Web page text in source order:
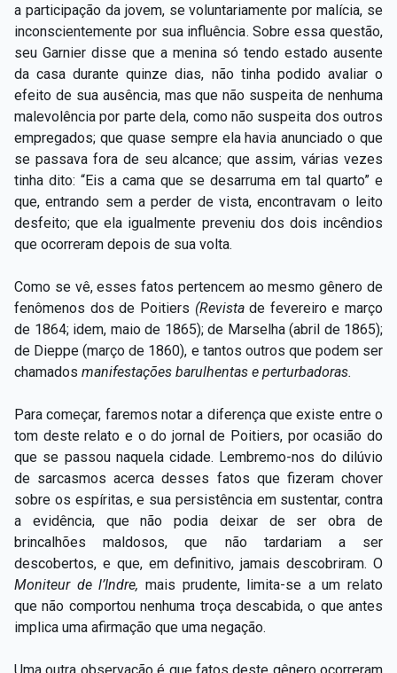
a participação da jovem, se voluntariamente por malícia, se
inconscientemente por sua influência. Sobre essa questão,
seu Garnier disse que a menina só tendo estado ausente
da casa durante quinze dias, não tinha podido avaliar o
efeito de sua ausência, mas que não suspeita de nenhuma
malevolência por parte dela, como não suspeita dos outros
empregados; que quase sempre ela havia anunciado o que
se passava fora de seu alcance; que assim, várias vezes
tinha dito: “Eis a cama que se desarruma em tal quarto” e
que, entrando sem a perder de vista, encontravam o leito
desfeito; que ela igualmente preveniu dos dois incêndios
que ocorreram depois de sua volta.
Como se vê, esses fatos pertencem ao mesmo gênero de
fenômenos dos de Poitiers (Revistade fevereiro e março
de 1864; idem, maio de 1865); de Marselha (abril de 1865);
de Dieppe (março de 1860), e tantos outros que podem ser
chamados manifestações barulhentas e perturbadoras.
Para começar, faremos notar a diferença que existe entre o
tom deste relato e o do jornal de Poitiers, por ocasião do
que se passou naquela cidade. Lembremo-nos do dilúvio
de sarcasmos acerca desses fatos que fizeram chover
sobre os espíritas, e sua persistência em sustentar, contra
a evidência, que não podia deixar de ser obra de
brincalhões maldosos, que não tardariam a ser
descobertos, e que, em definitivo, jamais descobriram. O
Moniteur de l’Indre, mais prudente, limita-se a um relato
que não comportou nenhuma troça descabida, o que antes
implica uma afirmação que uma negação.